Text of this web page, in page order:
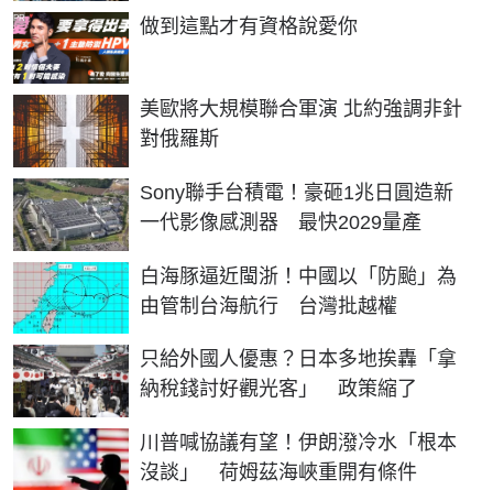
做到這點才有資格說愛你
PR
美歐將大規模聯合軍演 北約強調非針
對俄羅斯
Sony聯手台積電！豪砸1兆日圓造新
一代影像感測器 最快2029量產
白海豚逼近閩浙！中國以「防颱」為
由管制台海航行 台灣批越權
只給外國人優惠？日本多地挨轟「拿
納稅錢討好觀光客」 政策縮了
川普喊協議有望！伊朗潑冷水「根本
沒談」 荷姆茲海峽重開有條件